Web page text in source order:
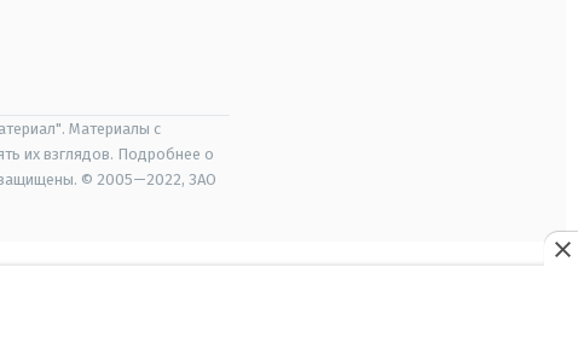
Материалы с
их взглядов. Подробнее о
защищены. © 2005—2022, ЗАО